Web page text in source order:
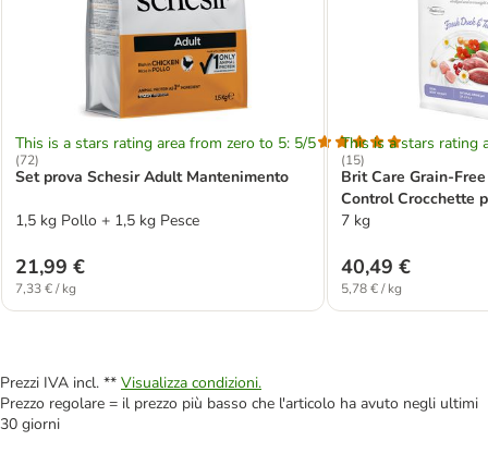
This is a stars rating area from zero to 5: 5/5
(72)
Set prova Schesir Adult Mantenimento
1,5 kg Pollo + 1,5 kg Pesce
21,99 €
7,33 € / kg
This is a stars rating
(15)
Brit Care Grain-
Control Crocchette
7 kg
40,49 €
5,78 € / kg
Prezzi IVA incl. ** Visualizza condizioni.
Prezzo regolare = il prezzo più basso che l'articolo ha avuto negli ultimi
30 giorni